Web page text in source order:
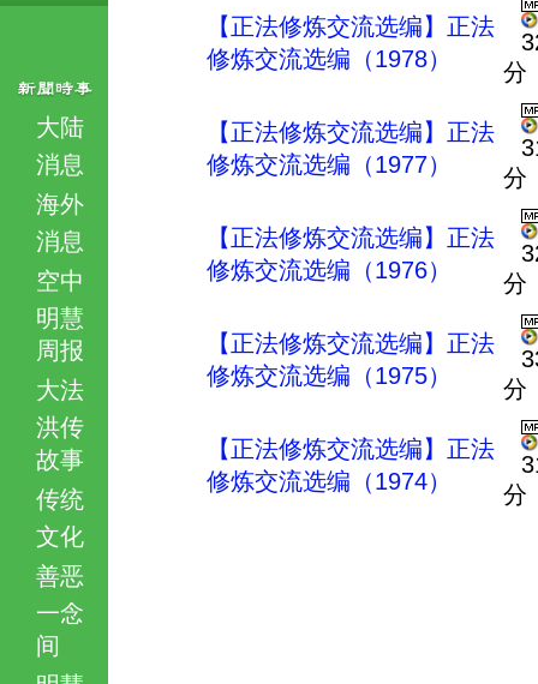
大陆
消息
海外
消息
空中
明慧
周报
大法
洪传
故事
传统
文化
善恶
一念
间
【正法修炼交流选编】正法
修炼交流选编（1978）
分
【正法修炼交流选编】正法
修炼交流选编（1977）
分
【正法修炼交流选编】正法
修炼交流选编（1976）
分
【正法修炼交流选编】正法
修炼交流选编（1975）
分
【正法修炼交流选编】正法
修炼交流选编（1974）
分